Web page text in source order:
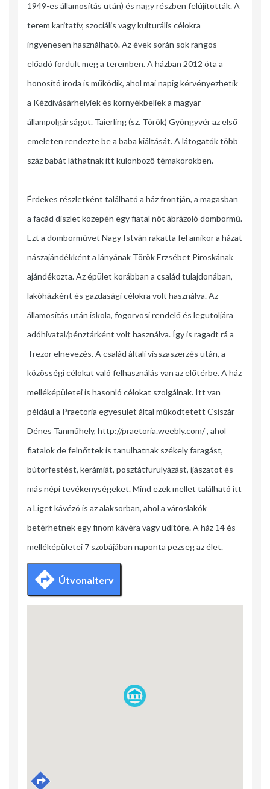
1949-es államosítás után) és nagy részben felújították. A
terem karitatív, szociális vagy kulturális célokra
ingyenesen használható. Az évek során sok rangos
előadó fordult meg a teremben. A házban 2012 óta a
honosító iroda is működik, ahol mai napig kérvényezhetik
a Kézdivásárhelyiek és környékbeliek a magyar
állampolgárságot. Taierling (sz. Török) Gyöngyvér az első
emeleten rendezte be a baba kiáltását. A látogatók több
száz babát láthatnak itt különböző témakörökben.
Érdekes részletként található a ház frontján, a magasban
a facád díszlet közepén egy fiatal nőt ábrázoló dombormű.
Ezt a domborművet Nagy István rakatta fel amikor a házat
nászajándékként a lányának Török Erzsébet Piroskának
ajándékozta. Az épület korábban a család tulajdonában,
lakóházként és gazdasági célokra volt használva. Az
államosítás után iskola, fogorvosi rendelő és legutoljára
adóhivatal/pénztárként volt használva. Így is ragadt rá a
Trezor elnevezés. A család általi visszaszerzés után, a
közösségi célokat való felhasználás van az előtérbe. A ház
melléképületei is hasonló célokat szolgálnak. Itt van
például a Praetoria egyesület által működtetett Csiszár
Dénes Tanműhely, http://praetoria.weebly.com/ , ahol
fiatalok de felnőttek is tanulhatnak székely faragást,
bútorfestést, kerámiát, posztátfurulyázást, íjászatot és
más népi tevékenységeket. Mind ezek mellet található itt
a Liget kávézó is az alaksorban, ahol a városlakók
betérhetnek egy finom kávéra vagy üdítőre. A ház 14 és
melléképületei 7 szobájában naponta pezseg az élet.
Útvonalterv